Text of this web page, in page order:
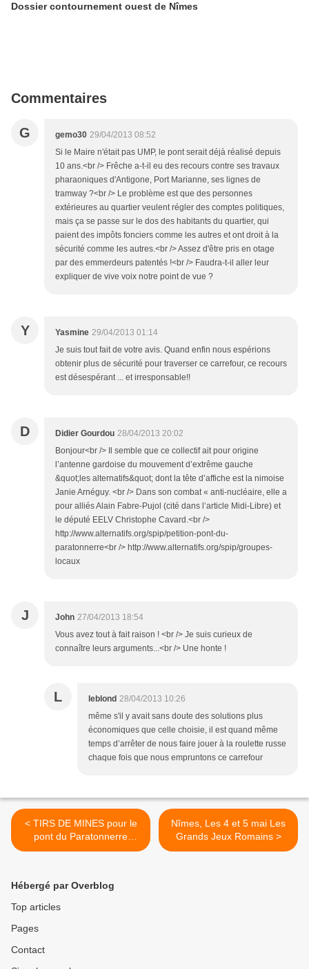
Dossier contournement ouest de Nîmes
Commentaires
G gemo30 29/04/2013 08:52
Si le Maire n'était pas UMP, le pont serait déjà réalisé depuis
10 ans.<br /> Frêche a-t-il eu des recours contre ses travaux
pharaoniques d'Antigone, Port Marianne, ses lignes de
tramway ?<br /> Le problème est que des personnes
extérieures au quartier veulent régler des comptes politiques,
mais ça se passe sur le dos des habitants du quartier, qui
paient des impôts fonciers comme les autres et ont droit à la
sécurité comme les autres.<br /> Assez d'être pris en otage
par des emmerdeurs patentés !<br /> Faudra-t-il aller leur
expliquer de vive voix notre point de vue ?
Y Yasmine 29/04/2013 01:14
Je suis tout fait de votre avis. Quand enfin nous espérions
obtenir plus de sécurité pour traverser ce carrefour, ce recours
est désespérant ... et irresponsable!!
D Didier Gourdou 28/04/2013 20:02
Bonjour<br /> Il semble que ce collectif ait pour origine
l’antenne gardoise du mouvement d’extrême gauche
&quot;les alternatifs&quot; dont la tête d’affiche est la nimoise
Janie Arnéguy. <br /> Dans son combat « anti-nucléaire, elle a
pour alliés Alain Fabre-Pujol (cité dans l’article Midi-Libre) et
le député EELV Christophe Cavard.<br />
http://www.alternatifs.org/spip/petition-pont-du-
paratonnerre<br /> http://www.alternatifs.org/spip/groupes-
locaux
J John 27/04/2013 18:54
Vous avez tout à fait raison ! <br /> Je suis curieux de
connaître leurs arguments...<br /> Une honte !
L leblond 28/04/2013 10:26
même s'il y avait sans doute des solutions plus
économiques que celle choisie, il est quand même
temps d’arrêter de nous faire jouer à la roulette russe
chaque fois que nous empruntons ce carrefour
< TIRS DE MINES pour le
pont du Paratonnerre
Nîmes
Nîmes, Les 4 et 5 mai Les
Grands Jeux Romains >
Hébergé par Overblog
Top articles
Pages
Contact